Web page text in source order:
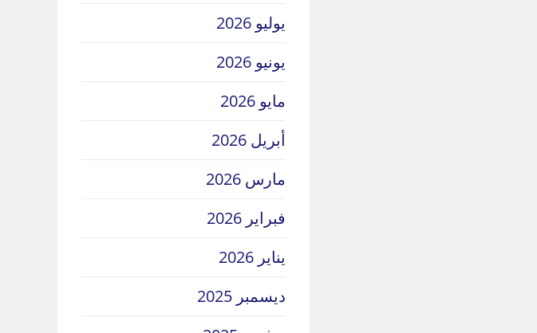
يوليو 2026
يونيو 2026
مايو 2026
أبريل 2026
مارس 2026
فبراير 2026
يناير 2026
ديسمبر 2025